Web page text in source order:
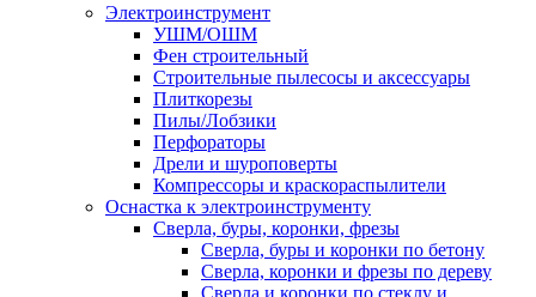
Электроинструмент
УШМ/ОШМ
Фен строительный
Строительные пылесосы и аксессуары
Плиткорезы
Пилы/Лобзики
Перфораторы
Дрели и шуроповерты
Компрессоры и краскораспылители
Оснастка к электроинструменту
Сверла, буры, коронки, фрезы
Сверла, буры и коронки по бетону
Сверла, коронки и фрезы по дереву
Сверла и коронки по стеклу и